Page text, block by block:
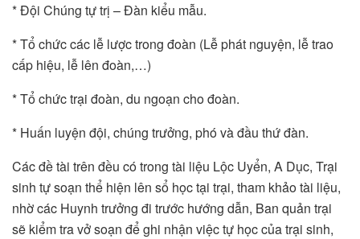
* Đội Chúng tự trị – Đàn kiểu mẫu.
* Tổ chức các lễ lược trong đoàn (Lễ phát nguyện, lễ trao
cấp hiệu, lễ lên đoàn,…)
* Tổ chức trại đoàn, du ngoạn cho đoàn.
* Huấn luyện đội, chúng trưởng, phó và đầu thứ đàn.
Các đề tài trên đều có trong tài liệu Lộc Uyển, A Dục, Trại
sinh tự soạn thể hiện lên sổ học tại trại, tham khảo tài liệu,
nhờ các Huynh trưởng đi trước hướng dẫn, Ban quản trại
sẽ kiểm tra vở soạn để ghi nhận việc tự học của trại sinh,